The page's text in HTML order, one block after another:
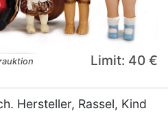
Limit: 40 €
Hersteller, Rassel, Kind